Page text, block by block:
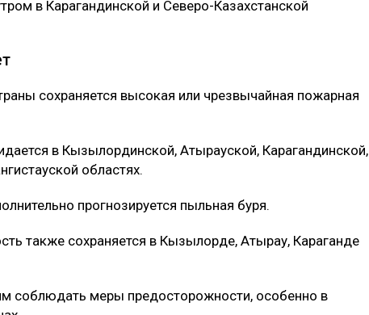
в Карагандинской и Северо-Казахстанской
сохраняется высокая или чрезвычайная пожарная
в Кызылординской, Атырауской, Карагандинской,
областях.
прогнозируется пыльная буря.
также сохраняется в Кызылорде, Атырау, Караганде
соблюдать меры предосторожности, особенно в